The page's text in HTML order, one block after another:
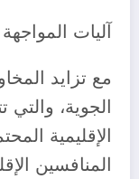
آليات المواجهة
مع تزايد
الجوية،
الإقليمية
المنافسين